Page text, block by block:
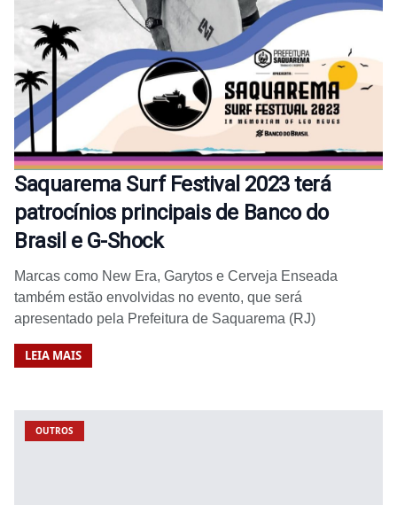
Saquarema Surf Festival 2023 terá
patrocínios principais de Banco do
Brasil e G-Shock
Marcas como New Era, Garytos e Cerveja Enseada
também estão envolvidas no evento, que será
apresentado pela Prefeitura de Saquarema (RJ)
LEIA MAIS
OUTROS